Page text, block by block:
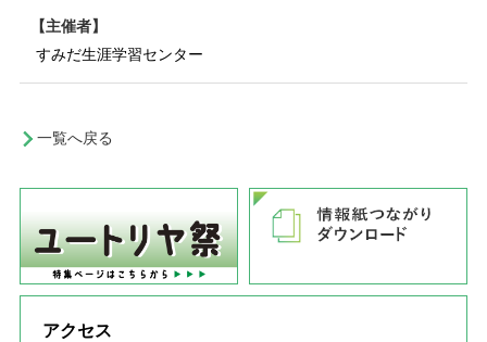
主催者
すみだ生涯学習センター
一覧へ戻る
アクセス